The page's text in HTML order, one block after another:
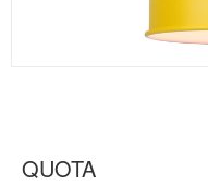
QUOTA